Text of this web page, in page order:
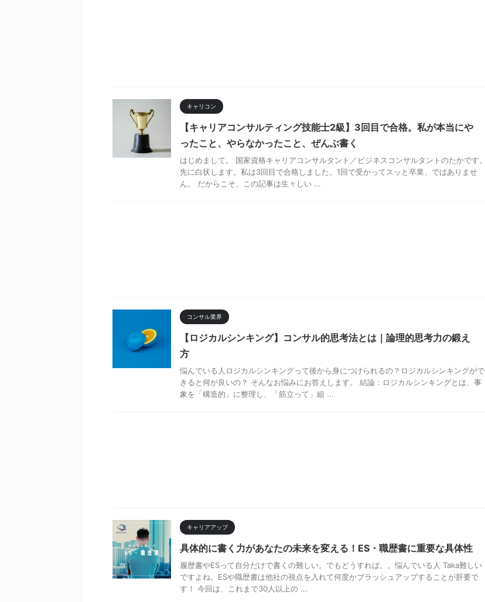
キャリコン
【キャリアコンサルティング技能士2級】3回目で合格。私が本当にや
ったこと、やらなかったこと、ぜんぶ書く
はじめまして。 国家資格キャリアコンサルタント／ビジネスコンサルタントのたかです。
先に白状します。私は3回目で合格しました。1回で受かってスッと卒業、ではありませ
ん。 だからこそ、この記事は生々しい ...
コンサル業界
【ロジカルシンキング】コンサル的思考法とは｜論理的思考力の鍛え
方
悩んでいる人ロジカルシンキングって後から身につけられるの？ロジカルシンキングがで
きると何が良いの？ そんなお悩みにお答えします。 結論：ロジカルシンキングとは、事
象を「構造的」に整理し、「筋立って」組 ...
キャリアアップ
具体的に書く力があなたの未来を変える！ES・職歴書に重要な具体性
履歴書やESって自分だけで書くの難しい。でもどうすれば。。悩んでいる人 Taka難しい
ですよね。ESや職歴書は他社の視点を入れて何度かブラッシュアップすることが肝要で
す！ 今回は、これまで30人以上の ...